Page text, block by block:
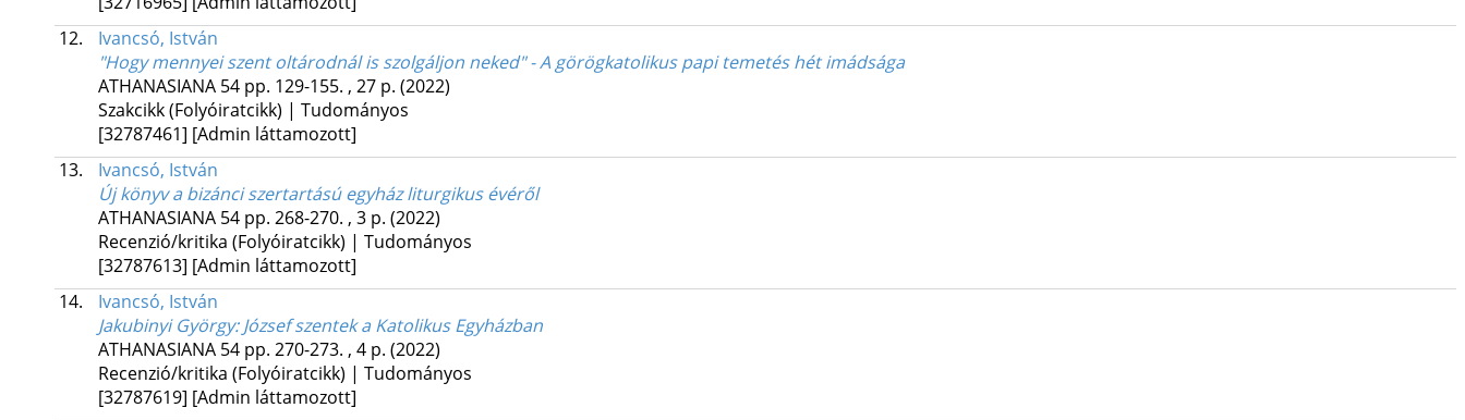
12.
Ivancsó, István
"Hogy mennyei szent oltárodnál is szolgáljon neked" - A görögkatolikus papi temetés hét imádsága
ATHANASIANA 54 pp. 129-155. , 27 p. (2022)
Szakcikk (Folyóiratcikk) | Tudományos
[32787461] [Admin láttamozott]
13.
Ivancsó, István
Új könyv a bizánci szertartású egyház liturgikus évéről
ATHANASIANA 54 pp. 268-270. , 3 p. (2022)
Recenzió/kritika (Folyóiratcikk) | Tudományos
[32787613] [Admin láttamozott]
14.
Ivancsó, István
Jakubinyi György: József szentek a Katolikus Egyházban
ATHANASIANA 54 pp. 270-273. , 4 p. (2022)
Recenzió/kritika (Folyóiratcikk) | Tudományos
[32787619] [Admin láttamozott]